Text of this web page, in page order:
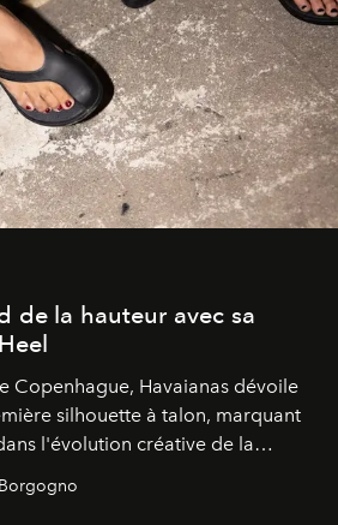
de la hauteur avec sa
Copenhague, Havaianas dévoile
silhouette à talon, marquant
l'évolution créative de la